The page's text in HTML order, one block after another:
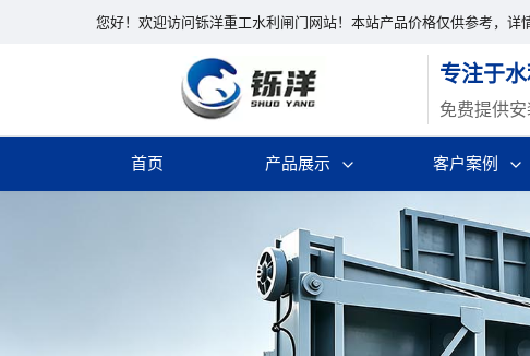
您好！欢迎访问铄洋重工水利闸门网站！本站产品价格仅供参考，详
专注于
免费提供
首页 产品展示 客户案例